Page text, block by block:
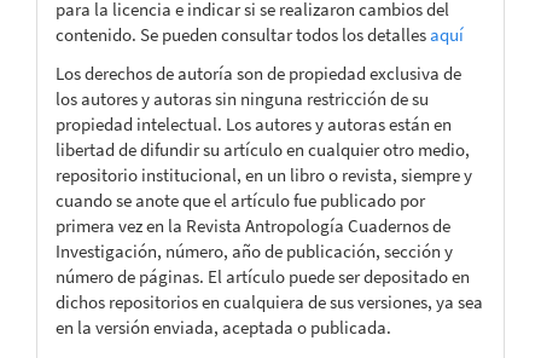
para la licencia e indicar si se realizaron cambios del
contenido. Se pueden consultar todos los detallesaquí
Los derechos de autoría son de propiedad exclusiva de
los autores y autoras sin ninguna restricción de su
propiedad intelectual. Los autores y autoras están en
libertad de difundir su artículo en cualquier otro medio,
repositorio institucional, en un libro o revista, siempre y
cuando se anote que el artículo fue publicado por
primera vez en la Revista Antropología Cuadernos de
Investigación, número, año de publicación, sección y
número de páginas. El artículo puede ser depositado en
dichos repositorios en cualquiera de sus versiones, ya sea
en la versión enviada, aceptada o publicada.